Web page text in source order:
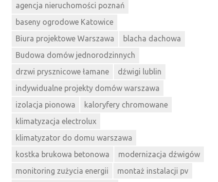
agencja nieruchomości poznań
baseny ogrodowe Katowice
Biura projektowe Warszawa
blacha dachowa
Budowa domów jednorodzinnych
drzwi prysznicowe łamane
dźwigi lublin
indywidualne projekty domów warszawa
izolacja pionowa
kaloryfery chromowane
klimatyzacja electrolux
klimatyzator do domu warszawa
kostka brukowa betonowa
modernizacja dźwigów
monitoring zużycia energii
montaż instalacji pv